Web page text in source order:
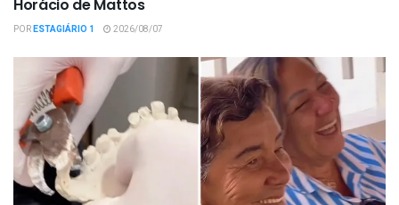
Horácio de Mattos
PORESTAGIÁRIO 1 2026/08/07